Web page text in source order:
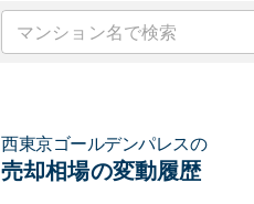
西東京ゴールデンパレスの
売却相場の変動履歴